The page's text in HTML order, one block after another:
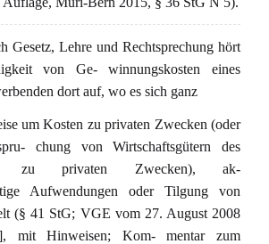
Gesetz, Lehre und Rechtsprechung hört
von Ge- winnungskosten eines
dort auf, wo es sich ganz
um Kosten zu privaten Zwecken (oder
chung von Wirtschaftsgütern des
zu privaten Zwecken), ak-
Aufwendungen oder Tilgung von
(§ 41 StG; VGE vom 27. August 2008
mit Hinweisen; Kom- mentar zum